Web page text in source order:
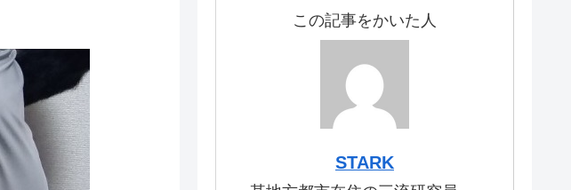
この記事をかいた人
STARK